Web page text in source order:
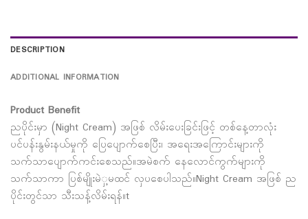
DESCRIPTION
ADDITIONAL INFORMATION
Product Benefit
ညပိုင်းမှာ (Night Cream) အဖြစ် လိမ်းပေးခြင်းဖြင့် တစ်နေ့တာလုံး
ပင်ပန်းနွမ်းနယ်မှုကို ပြေပျောက်စေပြီး၊ အရေးအကြောင်းများကို
သက်သာပျောက်ကင်းစေသည်။အမဲစက် နေလောင်ကွက်များကို
သက်သာကာ ပြစ်မျိုးမဲှ့မထင် လှပစေပါသည်။Night Cream အဖြစ် ည
ပိုင်းတွင်သာ သီးသန့်လိမ်းရန်။t